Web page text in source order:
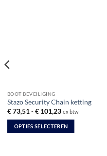
BOOT BEVEILIGING
Stazo Security Chain ketting
€73,51 - €101,23Prijsklasse:
tot
€ 101,23
ex btw
OPTIES SELECTEREN